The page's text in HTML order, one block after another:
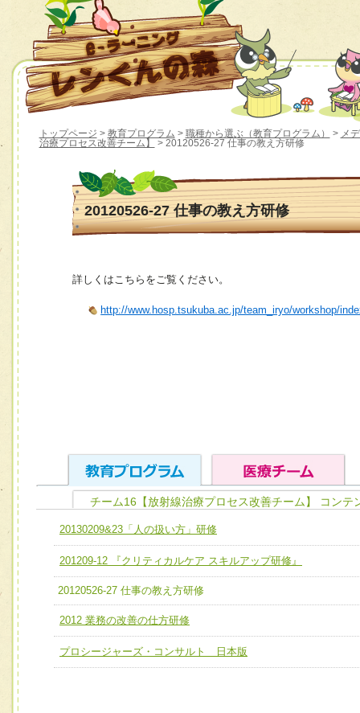
トップページ > 教育プログラム > 職種から選ぶ（教育プログラム） > メ
治療プロセス改善チーム】
> 20120526-27 仕事の教え方研修
20120526-27 仕事の教え方研修
詳しくはこちらをご覧ください。
http://www.hosp.tsukuba.ac.jp/team_iryo/workshop/
ユニット１ 医療人としての基礎能力
全人的医療を実践する医療人として、必要な基礎能力を身
ける
ユニット２ チーム医療構成力
ユニット３ 多職種連携力
他職種の視点とスキルを学び、相互理解と連携を深める
チーム01【病院内横断的問題解決チーム】
チーム02【地域医療連携推進による高度医療を必要とする
宅患者等支援チーム】
チーム03【癌患者服薬サポートチーム】
チーム04【口腔ケアチーム】
チーム16【放射線治療プロセス改善チーム】 コンテ
20130209&23「人の扱い方」研修
201209-12 『クリティカルケア スキルアップ研修』
20120526-27 仕事の教え方研修
2012 業務の改善の仕方研修
プロシージャーズ・コンサルト 日本版